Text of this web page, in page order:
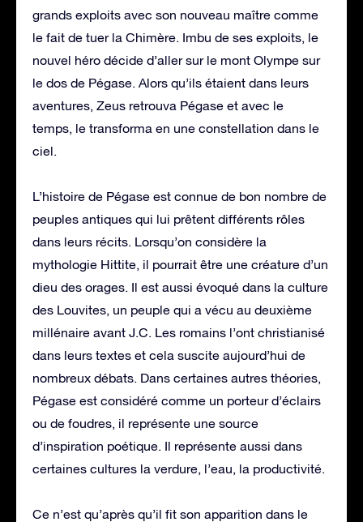
grands exploits avec son nouveau maître comme
le fait de tuer la Chimère. Imbu de ses exploits, le
nouvel héro décide d’aller sur le mont Olympe sur
le dos de Pégase. Alors qu’ils étaient dans leurs
aventures, Zeus retrouva Pégase et avec le
temps, le transforma en une constellation dans le
ciel.
L’histoire de Pégase est connue de bon nombre de
peuples antiques qui lui prêtent différents rôles
dans leurs récits. Lorsqu’on considère la
mythologie Hittite, il pourrait être une créature d’un
dieu des orages. Il est aussi évoqué dans la culture
des Louvites, un peuple qui a vécu au deuxième
millénaire avant J.C. Les romains l’ont christianisé
dans leurs textes et cela suscite aujourd’hui de
nombreux débats. Dans certaines autres théories,
Pégase est considéré comme un porteur d’éclairs
ou de foudres, il représente une source
d’inspiration poétique. Il représente aussi dans
certaines cultures la verdure, l’eau, la productivité.
Ce n’est qu’après qu’il fit son apparition dans le